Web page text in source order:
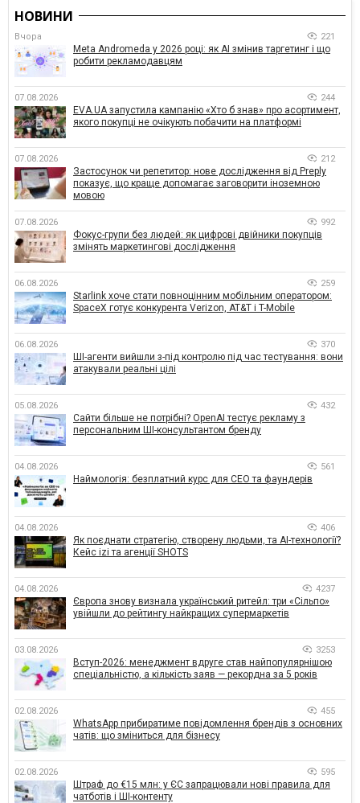
НОВИНИ
Вчора 221
Meta Andromeda у 2026 році: як AI змінив таргетинг і що
робити рекламодавцям
07.08.2026 244
EVA.UA запустила кампанію «Хто б знав» про асортимент,
якого покупці не очікують побачити на платформі
07.08.2026 212
Застосунок чи репетитор: нове дослідження від Preply
показує, що краще допомагає заговорити іноземною
мовою
07.08.2026 992
Фокус-групи без людей: як цифрові двійники покупців
змінять маркетингові дослідження
06.08.2026 259
Starlink хоче стати повноцінним мобільним оператором:
SpaceX готує конкурента Verizon, AT&T і T-Mobile
06.08.2026 370
ШІ-агенти вийшли з-під контролю під час тестування: вони
атакували реальні цілі
05.08.2026 432
Сайти більше не потрібні? OpenAI тестує рекламу з
персональним ШІ-консультантом бренду
04.08.2026 561
Наймологія: безплатний курс для CEO та фаундерів
04.08.2026 406
Як поєднати стратегію, створену людьми, та AI-технології?
Кейс izi та агенції SHOTS
04.08.2026 4237
Європа знову визнала український ритейл: три «Сільпо»
увійшли до рейтингу найкращих супермаркетів
03.08.2026 3253
Вступ-2026: менеджмент вдруге став найпопулярнішою
спеціальністю, а кількість заяв — рекордна за 5 років
02.08.2026 455
WhatsApp прибиратиме повідомлення брендів з основних
чатів: що зміниться для бізнесу
02.08.2026 595
Штраф до €15 млн: у ЄС запрацювали нові правила для
чатботів і ШІ-контенту